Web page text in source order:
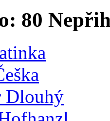
80
Dlouhý